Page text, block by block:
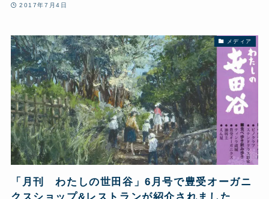
2017年7月4日
メディア
「月刊 わたしの世田谷」6月号で豊受オーガニ